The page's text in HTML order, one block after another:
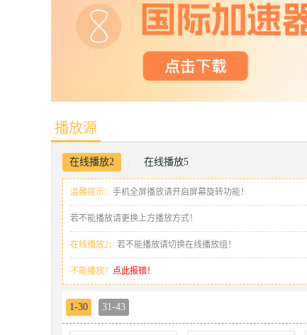
播放源
在线播放2 在线播放5
温馨提示： 手机全屏播放请开启屏幕旋转功能！
若不能播放请更换上方播放方式！
在线播放2： 若不能播放请切换在线播放组！
不能播放？ 点此报错！
1-30 31-43